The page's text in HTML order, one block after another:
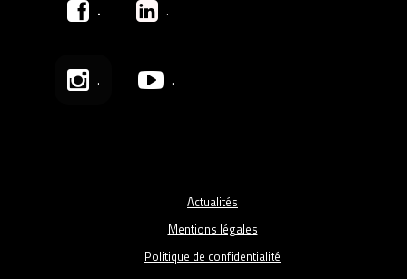
. .
. .
Actualités
Mentions légales
Politique de confidentialité